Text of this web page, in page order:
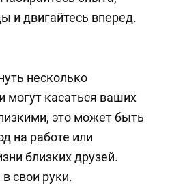
и двигайтесь вперед.
несколько
могут касаться ваших
это может быть
на работе или
близких друзей.
свои руки.